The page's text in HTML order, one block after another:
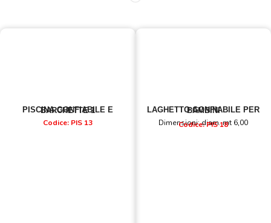
PISCINA GONFIABILE E BARCHETTE 1
Codice: PIS 13
LAGHETTO GONFIABILE PER BAMBINI
Dimensioni: diam. mt 6,00
Codice: PIS 18